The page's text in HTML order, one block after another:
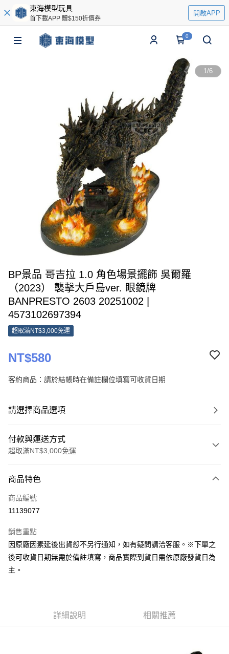
東海模型玩具
首下載APP 贈$150折價券
開啟APP
0
1/6
BP景品 哥吉拉 1.0 角色場景擺飾 吳爾羅
（2023） 襲擊大戶島ver. 眼鏡牌
BANPRESTO 2603 20251002 |
4573102697394
超取滿NT$3,000免運
NT$580
客約商品：請於結帳時在備註欄位填寫可收貨日期
請選擇商品選項
付款與運送方式
超取滿NT$3,000免運
信用卡一次付款
超商取貨付款
Google Pay
全盈+PAY
1.本服務由台灣大哥大提供，台灣大哥大用戶可立即使用無須另外申請。
3.實際核准額度、可分期數及費用金額請依後續交易確認頁面所載為準。
商品特色
商品編號
11139077
銷售重點
因原廠因素延後出貨恕不另行通知，如有疑問請洽客服。※下單之
後可收貨日期無需於備註填寫，商品實際到貨日需依原廠發貨日為
主。
詳細說明 相關推薦